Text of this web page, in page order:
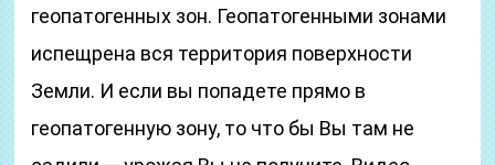
геопатогенных зон. Геопатогенными зонами
испещрена вся территория поверхности
Земли. И если вы попадете прямо в
геопатогенную зону, то что бы Вы там не